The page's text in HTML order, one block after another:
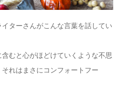
ターさんがこんな言葉を話してい
含むと心がほどけていくような不思
れはまさにコンフォートフー